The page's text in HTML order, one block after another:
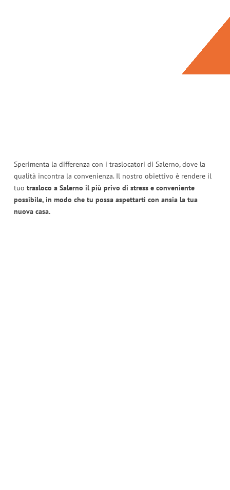
Sperimenta la differenza con i traslocatori di Salerno, dove la
qualità incontra la convenienza. Il nostro obiettivo è rendere il
tuo trasloco a Salerno il più privo di stress e conveniente
possibile, in modo che tu possa aspettarti con ansia la tua
nuova casa.